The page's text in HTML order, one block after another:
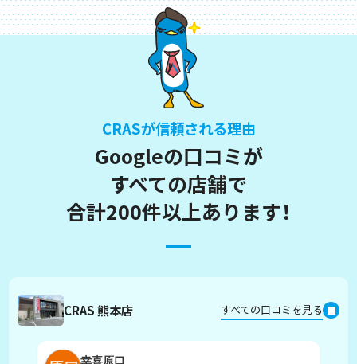
CRASが信頼される理由
Googleの口コミが
すべての店舗で
合計200件以上あります！
CRAS 熊本店 すべての口コミを見る
幸喜原口